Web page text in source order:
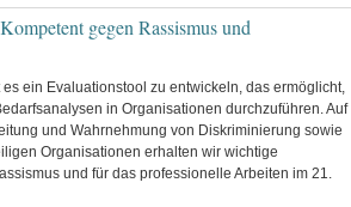
gegen Rassismus und
ein Evaluationstool zu entwickeln, das ermöglicht,
in Organisationen durchzuführen. Auf
und Wahrnehmung von Diskriminierung sowie
Organisationen erhalten wir wichtige
und für das professionelle Arbeiten im 21.